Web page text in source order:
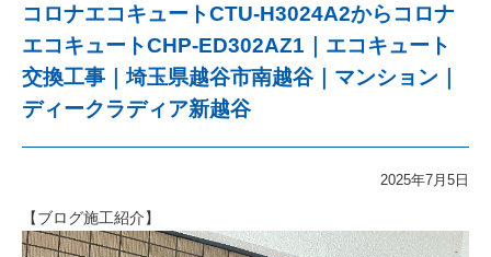
コロナエコキュートCTU-H3024A2からコロナ
エコキュートCHP-ED302AZ1｜エコキュート
交換工事｜埼玉県越谷市南越谷｜マンション｜
ディークラディア新越谷
2025年7月5日
【ブログ施工紹介】